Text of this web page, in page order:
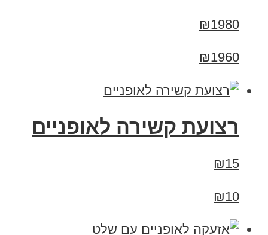
₪1980
₪1960
רצועת קשירה לאופניים
₪15
₪10